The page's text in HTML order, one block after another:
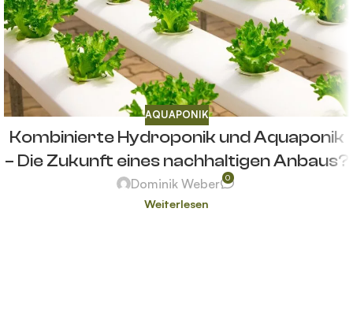
AQUAPONIK
Kombinierte Hydroponik und Aquaponik
– Die Zukunft eines nachhaltigen Anbaus?
Dominik Weber 0
Weiterlesen